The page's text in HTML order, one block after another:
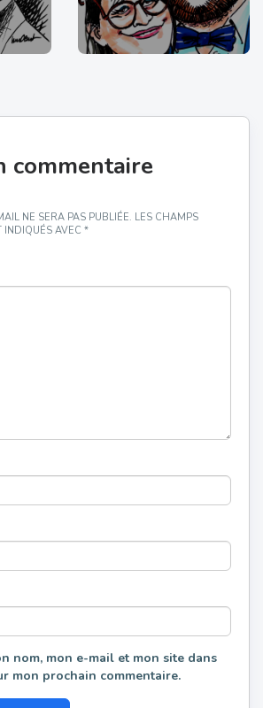
commentaire
NE SERA PAS PUBLIÉE. LES CHAMPS
INDIQUÉS AVEC *
nom, mon e-mail et mon site dans
mon prochain commentaire.